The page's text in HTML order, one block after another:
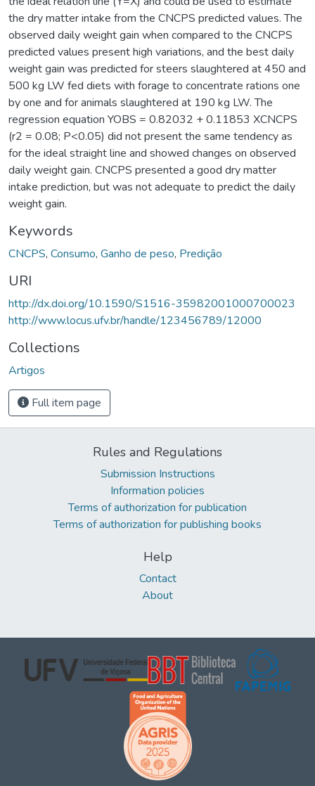
the dry matter intake from the CNCPS predicted values. The
observed daily weight gain when compared to the CNCPS
predicted values present high variations, and the best daily
weight gain was predicted for steers slaughtered at 450 and
500 kg LW fed diets with forage to concentrate rations one
by one and for animals slaughtered at 190 kg LW. The
regression equation YOBS = 0.82032 + 0.11853 XCNCPS
(r2 = 0.08; P<0.05) did not present the same tendency as
for the ideal straight line and showed changes on observed
daily weight gain. CNCPS presented a good dry matter
intake prediction, but was not adequate to predict the daily
weight gain.
Keywords
CNCPS, Consumo, Ganho de peso, Predição
URI
http://dx.doi.org/10.1590/S1516-35982001000700023
http://www.locus.ufv.br/handle/123456789/12000
Collections
Artigos
Full item page
Rules and Regulations
Submission Instructions
Information policies
Terms of authorization for publication
Terms of authorization for publishing books
Help
Contact
About